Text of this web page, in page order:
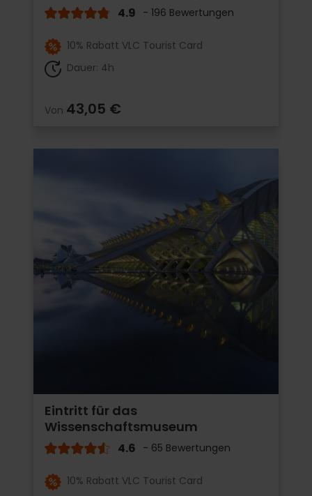
4.9 - 196 Bewertungen
10% Rabatt VLC Tourist Card
Dauer: 4h
Von 43,05 €
Eintritt für das
Wissenschaftsmuseum
4.6 - 65 Bewertungen
10% Rabatt VLC Tourist Card